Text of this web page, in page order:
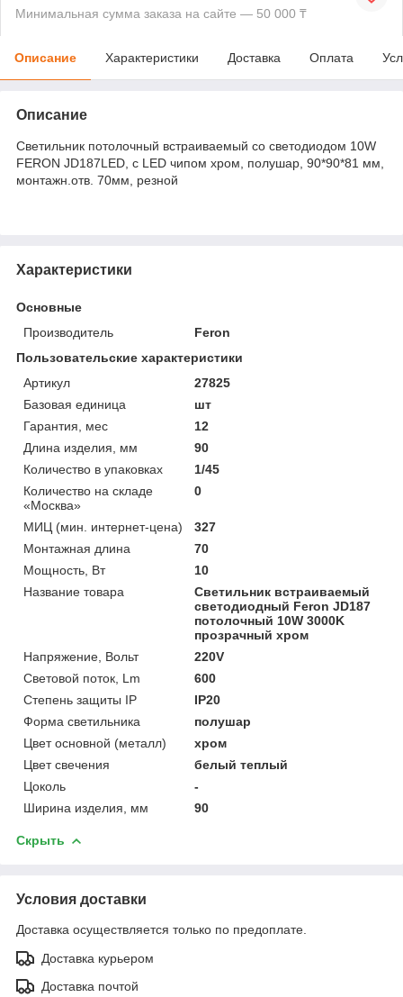
Минимальная сумма заказа на сайте — 50 000 ₸
Описание Характеристики Доставка Оплата
Описание
Светильник потолочный встраиваемый со светодиодом 10W
FERON JD187LED, с LED чипом хром, полушар, 90*90*81 мм,
монтажн.отв. 70мм, резной
Характеристики
Основные
Производитель
Feron
Пользовательские характеристики
Артикул
27825
Базовая единица
шт
Гарантия, мес
12
Длина изделия, мм
90
Количество в упаковках
1/45
Количество на складе
«Москва»
0
МИЦ (мин. интернет-цена)
327
Монтажная длина
70
Мощность, Вт
10
Название товара
Светильник встраиваемый
светодиодный Feron JD187
потолочный 10W 3000K
прозрачный хром
Напряжение, Вольт
220V
Световой поток, Lm
600
Степень защиты IP
IP20
Форма светильника
полушар
Цвет основной (металл)
хром
Цвет свечения
белый теплый
Цоколь
-
Ширина изделия, мм
90
Скрыть
Условия доставки
Доставка осуществляется только по предоплате.
Доставка курьером
Доставка почтой